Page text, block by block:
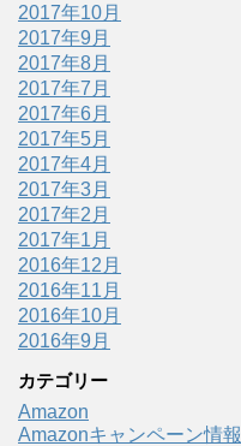
2017年10月
2017年9月
2017年8月
2017年7月
2017年6月
2017年5月
2017年4月
2017年3月
2017年2月
2017年1月
2016年12月
2016年11月
2016年10月
2016年9月
カテゴリー
Amazon
Amazonキャンペーン情報